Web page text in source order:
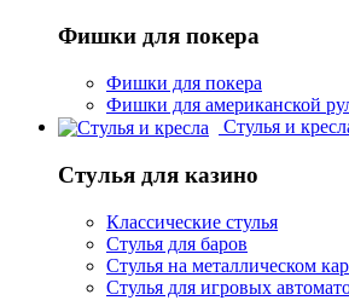
Фишки для покера
Фишки для покера
Фишки для американской
Стулья и
Стулья для казино
Классические стулья
Стулья для баров
Стулья на металлическом
Стулья для игровых